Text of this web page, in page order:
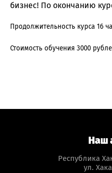
бизнес! По окончанию
Продолжительность курса 16
Стоимость обучения 3000
Наш
Республика
ул.